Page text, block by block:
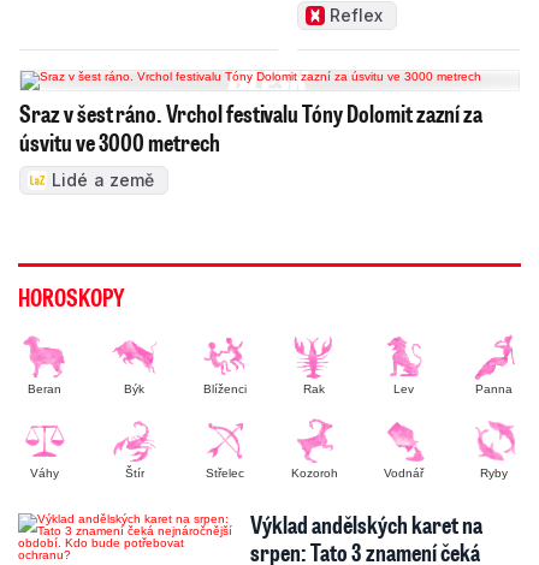
zamakat
Reflex
Sraz v šest ráno. Vrchol festivalu Tóny Dolomit zazní za
úsvitu ve 3000 metrech
Lidé a země
HOROSKOPY
Beran Býk Blíženci Rak Lev Panna
Váhy Štír Střelec Kozoroh Vodnář Ryby
Výklad andělských karet na
srpen: Tato 3 znamení čeká